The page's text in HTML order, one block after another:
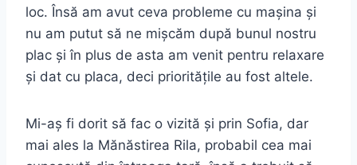
loc. Însă am avut ceva probleme cu mașina și
nu am putut să ne mișcăm după bunul nostru
plac și în plus de asta am venit pentru relaxare
și dat cu placa, deci prioritățile au fost altele.
Mi-aș fi dorit să fac o vizită și prin Sofia, dar
mai ales la Mănăstirea Rila, probabil cea mai